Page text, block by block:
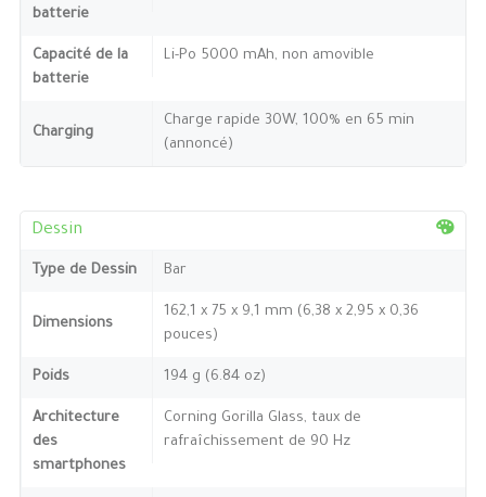
batterie
Capacité de la
batterie
Li-Po 5000 mAh, non amovible
Charging
Charge rapide 30W, 100% en 65 min
(annoncé)
Dessin
Type de Dessin Bar
Dimensions
162,1 x 75 x 9,1 mm (6,38 x 2,95 x 0,36
pouces)
Poids 194 g (6.84 oz)
Architecture
des
smartphones
Corning Gorilla Glass, taux de
rafraîchissement de 90 Hz